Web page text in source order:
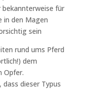
für
in den Magen
sein
rund ums Pferd
dem
Opfer.
dieser Typus